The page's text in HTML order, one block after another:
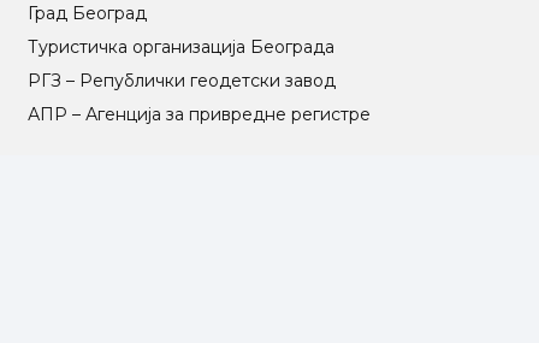
Град Београд
Туристичка организација Београда
РГЗ – Републички геодетски завод
АПР – Агенција за привредне регистре